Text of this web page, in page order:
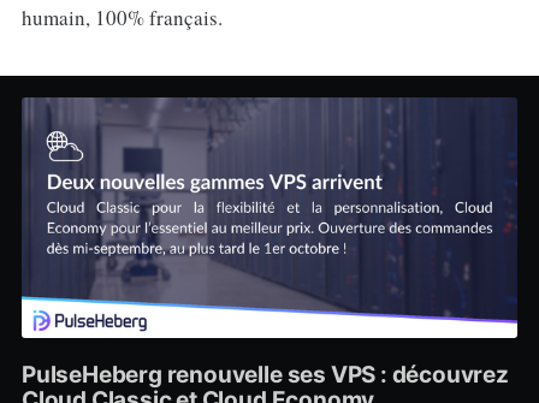
humain, 100% français.
PulseHeberg renouvelle ses VPS : découvrez